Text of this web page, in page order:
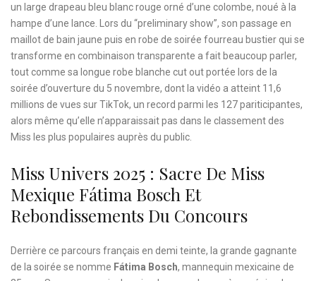
un large drapeau bleu blanc rouge orné d’une colombe, noué à la
hampe d’une lance. Lors du “preliminary show”, son passage en
maillot de bain jaune puis en robe de soirée fourreau bustier qui se
transforme en combinaison transparente a fait beaucoup parler,
tout comme sa longue robe blanche cut out portée lors de la
soirée d’ouverture du 5 novembre, dont la vidéo a atteint 11,6
millions de vues sur TikTok, un record parmi les 127 pariticipantes,
alors même qu’elle n’apparaissait pas dans le classement des
Miss les plus populaires auprès du public.
Miss Univers 2025 : Sacre De Miss
Mexique Fátima Bosch Et
Rebondissements Du Concours
Derrière ce parcours français en demi teinte, la grande gagnante
de la soirée se nomme Fátima Bosch, mannequin mexicaine de